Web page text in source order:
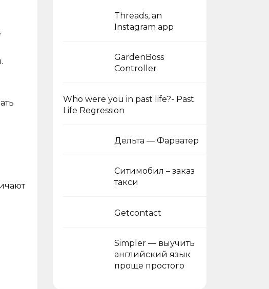
Threads, an
Instagram app
GardenBoss
Controller
Who were you in past life?- Past
Life Regression
Дельта — Фарватер
Ситимобил – заказ
такси
Getcontact
Simpler — выучить
английский язык
проще простого